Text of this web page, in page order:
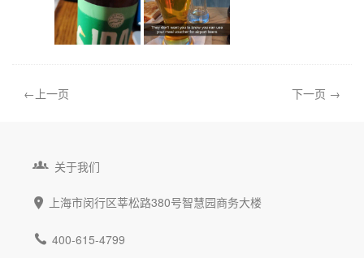
←上一页 下一页 →
 关于我们
 上海市闵行区莘松路380号智慧园商务大楼
 400-615-4799